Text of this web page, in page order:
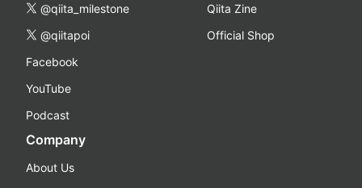
@qiita_milestone
@qiitapoi
Facebook
YouTube
Podcast
Qiita Zine
Official Shop
Company
About Us